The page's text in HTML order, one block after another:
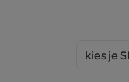
kies je